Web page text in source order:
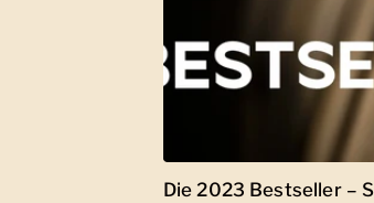
Die 2023 Bestseller –